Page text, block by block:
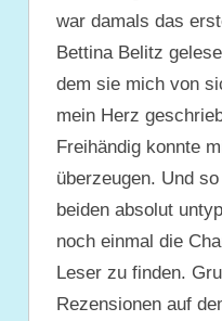
war damals das
Bettina Belitz
dem sie mich von
mein Herz
Freihändig konnte
überzeugen. Und
beiden absolut
noch einmal die
Leser zu finden.
Rezensionen auf